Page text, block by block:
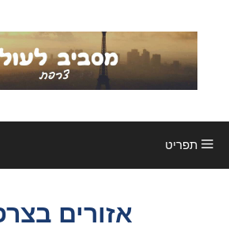
לתוכן
תפריט
אזורים